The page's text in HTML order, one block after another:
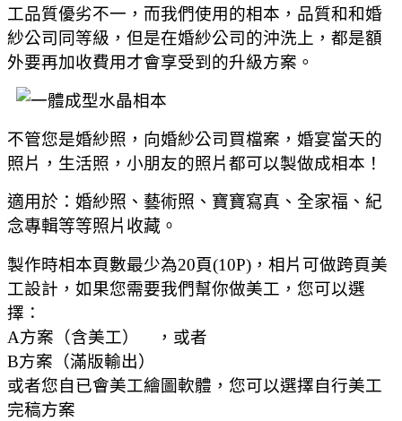
工品質優劣不一，而我們使用的相本，品質和和婚
紗公司同等級，但是在婚紗公司的沖洗上，都是額
外要再加收費用才會享受到的升級方案。
不管您是婚紗照，向婚紗公司買檔案，婚宴當天的
照片，生活照，小朋友的照片都可以製做成相本！
適用於：婚紗照、藝術照、寶寶寫真、全家福、紀
念專輯等等照片收藏。
製作時相本頁數最少為20頁(10P)，相片可做跨頁美
工設計，如果您需要我們幫你做美工，您可以選
擇：
A方案（含美工） ，或者
B方案（滿版輸出）
或者您自已會美工繪圖軟體，您可以選擇自行美工
完稿方案